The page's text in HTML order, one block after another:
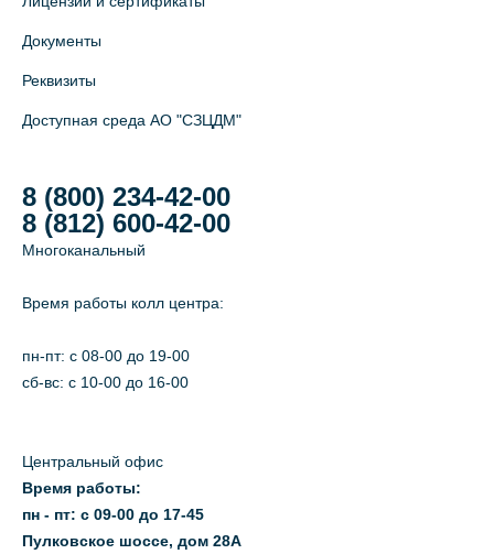
Документы
Реквизиты
Доступная среда АО "СЗЦДМ"
8 (800) 234-42-00
8 (812) 600-42-00
Многоканальный
Время работы колл центра:
пн-пт: c 08-00 до 19-00
сб-вс: с 10-00 до 16-00
Центральный офис
Время работы:
пн - пт: с 09-00 до 17-45
Пулковское шоссе, дом 28А